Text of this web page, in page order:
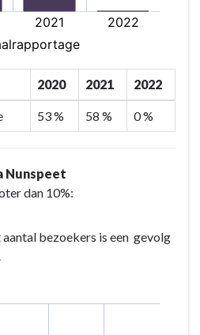
2020 2021 2022
53 % 58 % 0 %
Nunspeet
dan 10%:
aantal bezoekers is een gevolg